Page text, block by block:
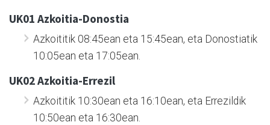
UK01 Azkoitia-Donostia
Azkoititik 08:45ean eta 15:45ean, eta Donostiatik
10:05ean eta 17:05ean.
UK02 Azkoitia-Errezil
Azkoititik 10:30ean eta 16:10ean, eta Errezildik
10:50ean eta 16:30ean.